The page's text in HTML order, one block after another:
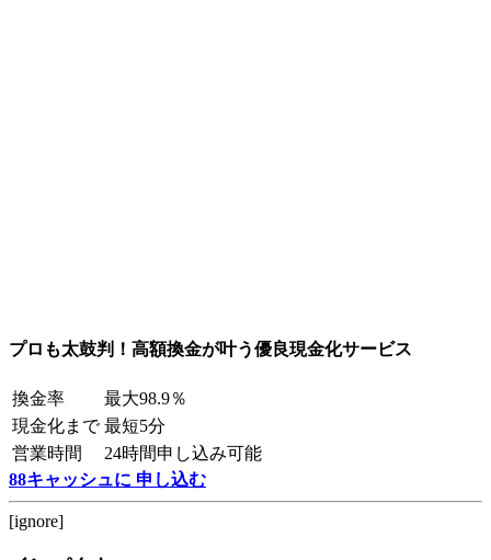
プロも太鼓判！高額換金が叶う優良現金化サービス
換金率
最大98.9％
現金化まで 最短5分
営業時間
24時間申し込み可能
88キャッシュに 申し込む
[ignore]